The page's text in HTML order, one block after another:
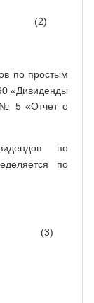
по простым
«Дивиденды
№ 5 «Отчет о
по
по
(3)